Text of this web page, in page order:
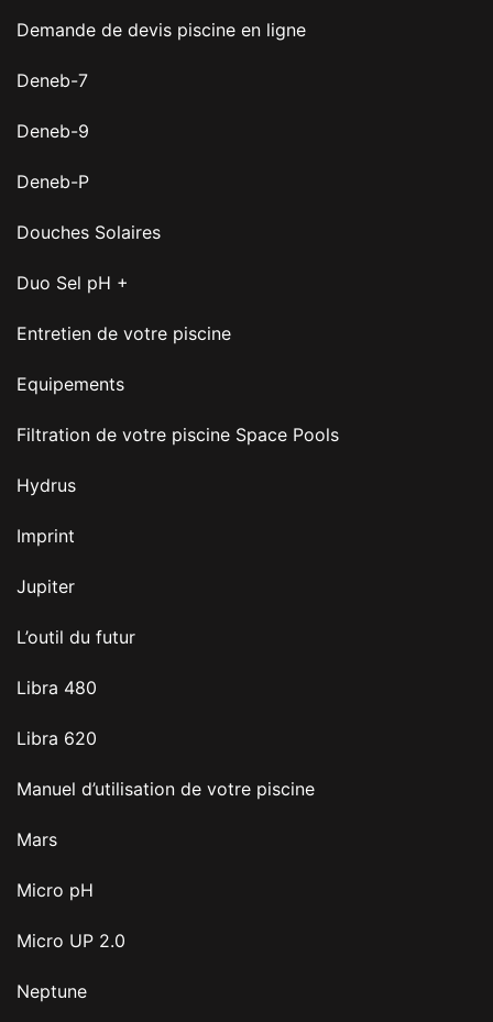
Demande de devis piscine en ligne
Deneb-7
Deneb-9
Deneb-P
Douches Solaires
Duo Sel pH +
Entretien de votre piscine
Equipements
Filtration de votre piscine Space Pools
Hydrus
Imprint
Jupiter
L’outil du futur
Libra 480
Libra 620
Manuel d’utilisation de votre piscine
Mars
Micro pH
Micro UP 2.0
Neptune